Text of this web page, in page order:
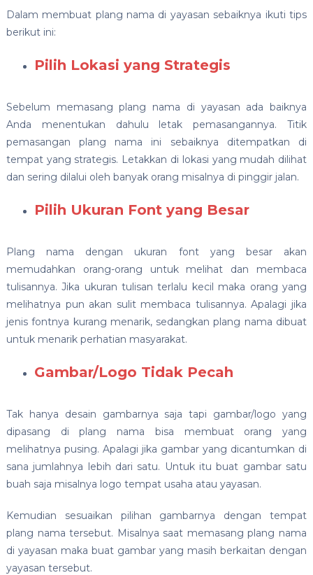
Dalam membuat plang nama di yayasan sebaiknya ikuti tips
berikut ini:
Pilih Lokasi yang Strategis
Sebelum memasang plang nama di yayasan ada baiknya
Anda menentukan dahulu letak pemasangannya. Titik
pemasangan plang nama ini sebaiknya ditempatkan di
tempat yang strategis. Letakkan di lokasi yang mudah dilihat
dan sering dilalui oleh banyak orang misalnya di pinggir jalan.
Pilih Ukuran Font yang Besar
Plang nama dengan ukuran font yang besar akan
memudahkan orang-orang untuk melihat dan membaca
tulisannya. Jika ukuran tulisan terlalu kecil maka orang yang
melihatnya pun akan sulit membaca tulisannya. Apalagi jika
jenis fontnya kurang menarik, sedangkan plang nama dibuat
untuk menarik perhatian masyarakat.
Gambar/Logo Tidak Pecah
Tak hanya desain gambarnya saja tapi gambar/logo yang
dipasang di plang nama bisa membuat orang yang
melihatnya pusing. Apalagi jika gambar yang dicantumkan di
sana jumlahnya lebih dari satu. Untuk itu buat gambar satu
buah saja misalnya logo tempat usaha atau yayasan.
Kemudian sesuaikan pilihan gambarnya dengan tempat
plang nama tersebut. Misalnya saat memasang plang nama
di yayasan maka buat gambar yang masih berkaitan dengan
yayasan tersebut.